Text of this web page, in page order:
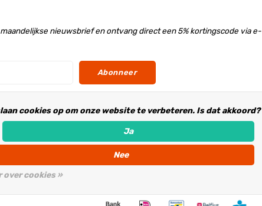
nieuwsbrief en ontvang direct een 5% kortingscode via e-
Abonneer
cookies op om onze website te verbeteren. Is dat akkoord?
Ja
Nee
over cookies »